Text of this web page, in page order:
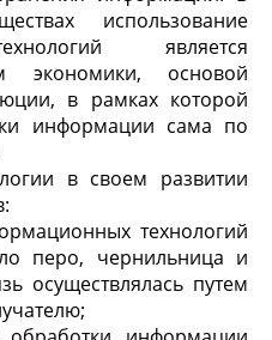
использование
является
экономики, основой
в рамках которой
информации сама по
в своем развитии
технологий
перо, чернильница и
осуществлялась путем